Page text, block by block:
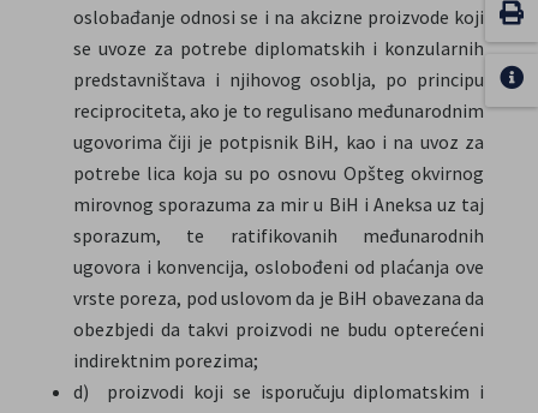
oslobađanje odnosi se i na akcizne proizvode koji
se uvoze za potrebe diplomatskih i konzularnih
predstavništava i njihovog osoblja, po principu
reciprociteta, ako je to regulisano međunarodnim
ugovorima čiji je potpisnik BiH, kao i na uvoz za
potrebe lica koja su po osnovu Opšteg okvirnog
mirovnog sporazuma za mir u BiH i Aneksa uz taj
sporazum, te ratifikovanih međunarodnih
ugovora i konvencija, oslobođeni od plaćanja ove
vrste poreza, pod uslovom da je BiH obavezana da
obezbjedi da takvi proizvodi ne budu opterećeni
indirektnim porezima;
d) proizvodi koji se isporučuju diplomatskim i